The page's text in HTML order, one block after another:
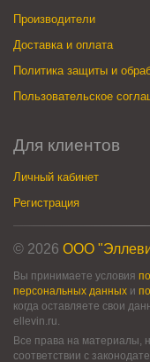
Производители
Доставка и оплата
Политика защиты и
Пользовательское
Для клиентов
Личный кабинет
Регистрация
© 2026 ООО
Вы принимаете условия
персональных данных и
когда оставляете свои
ellevin.ru.
Все права на материалы,
соответствии с